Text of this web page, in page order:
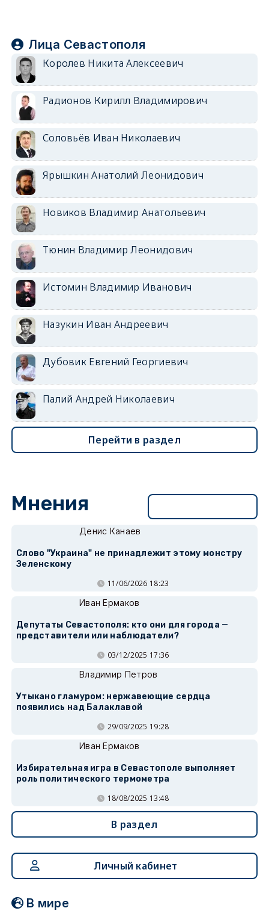
Лица Севастополя
Королев Никита Алексеевич
Радионов Кирилл Владимирович
Соловьёв Иван Николаевич
Ярышкин Анатолий Леонидович
Новиков Владимир Анатольевич
Тюнин Владимир Леонидович
Истомин Владимир Иванович
Назукин Иван Андреевич
Дубовик Евгений Георгиевич
Палий Андрей Николаевич
Перейти в раздел
Мнения
Денис Канаев
Слово "Украина" не принадлежит этому монстру
Зеленскому
11/06/2026 18:23
Иван Ермаков
Депутаты Севастополя: кто они для города —
представители или наблюдатели?
03/12/2025 17:36
Владимир Петров
Утыкано гламуром: нержавеющие сердца
появились над Балаклавой
29/09/2025 19:28
Иван Ермаков
Избирательная игра в Севастополе выполняет
роль политического термометра
18/08/2025 13:48
В раздел
Личный кабинет
В мире